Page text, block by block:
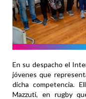
En su despacho el
jóvenes que
dicha competencia.
Mazzuti, en rugby